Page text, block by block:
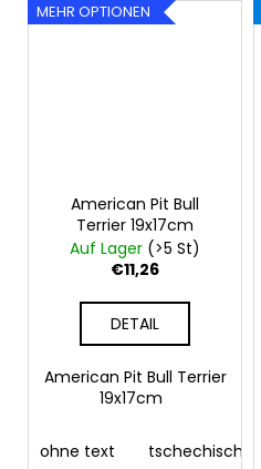
MEHR OPTIONEN
American Pit Bull
Terrier 19x17cm
Auf Lager (>5 St)
€11,26
DETAIL
American Pit Bull Terrier
19x17cm
ohne text tschechisch